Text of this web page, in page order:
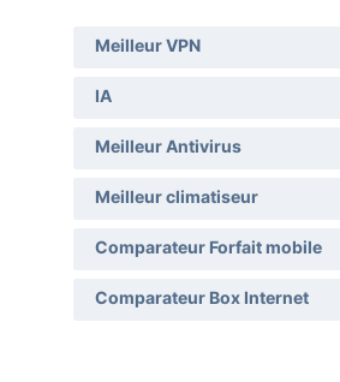
Meilleur VPN
IA
Meilleur Antivirus
Meilleur climatiseur
Comparateur Forfait mobile
Comparateur Box Internet